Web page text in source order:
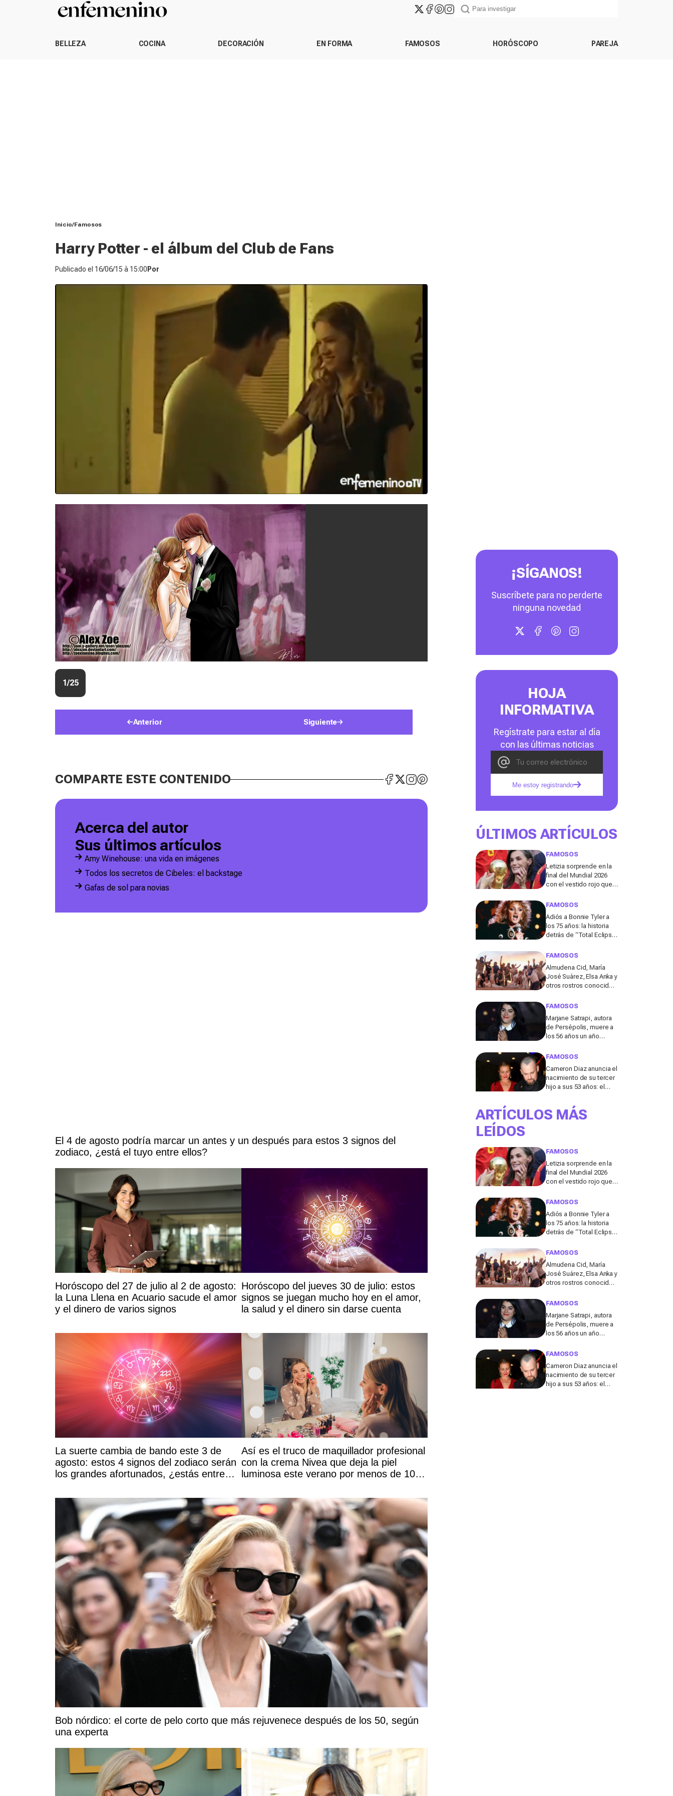
BELLEZA COCINA DECORACIÓN EN FORMA FAMOSOS HORÓSCOPO PAREJA
Inicio Famosos
Harry Potter - el álbum del Club de Fans
Publicado el 16/06/15 à 15:00 Por
1/25
Anterior Siguiente
COMPARTE ESTE CONTENIDO
Acerca del autor
Sus últimos artículos
Amy Winehouse: una vida en imágenes
Todos los secretos de Cibeles: el backstage
Gafas de sol para novias
El 4 de agosto podría marcar un antes y un después para estos 3 signos del
zodiaco, ¿está el tuyo entre ellos?
Horóscopo del 27 de julio al 2 de agosto:
la Luna Llena en Acuario sacude el amor
y el dinero de varios signos
Horóscopo del jueves 30 de julio: estos
signos se juegan mucho hoy en el amor,
la salud y el dinero sin darse cuenta
La suerte cambia de bando este 3 de
agosto: estos 4 signos del zodiaco serán
los grandes afortunados, ¿estás entre
Así es el truco de maquillador profesional
con la crema Nivea que deja la piel
luminosa este verano por menos de 10
Bob nórdico: el corte de pelo corto que más rejuvenece después de los 50, según
una experta
¡SÍGANOS!
Suscríbete para no perderte
ninguna novedad
HOJA
INFORMATIVA
Regístrate para estar al día
con las últimas noticias
Me estoy registrando
ÚLTIMOS ARTÍCULOS
FAMOSOS
Letizia sorprende en la
final del Mundial 2026
con el vestido rojo que
de los 50
FAMOSOS
Adiós a Bonnie Tyler a
los 75 años: la historia
detrás de “Total Eclipse
que la hizo eterna
FAMOSOS
Almudena Cid, María
José Suárez, Elsa Anka y
otros rostros conocidos
segunda edición de
Desierto'
FAMOSOS
Marjane Satrapi, autora
de Persépolis, muere a
los 56 años un año
de su marido
FAMOSOS
Cameron Diaz anuncia el
nacimiento de su tercer
hijo a sus 53 años: el
anuncio que todos
comentan
ARTÍCULOS MÁS
LEÍDOS
FAMOSOS
Letizia sorprende en la
final del Mundial 2026
con el vestido rojo que
de los 50
FAMOSOS
Adiós a Bonnie Tyler a
los 75 años: la historia
detrás de “Total Eclipse
que la hizo eterna
FAMOSOS
Almudena Cid, María
José Suárez, Elsa Anka y
otros rostros conocidos
segunda edición de
Desierto'
FAMOSOS
Marjane Satrapi, autora
de Persépolis, muere a
los 56 años un año
de su marido
FAMOSOS
Cameron Diaz anuncia el
nacimiento de su tercer
hijo a sus 53 años: el